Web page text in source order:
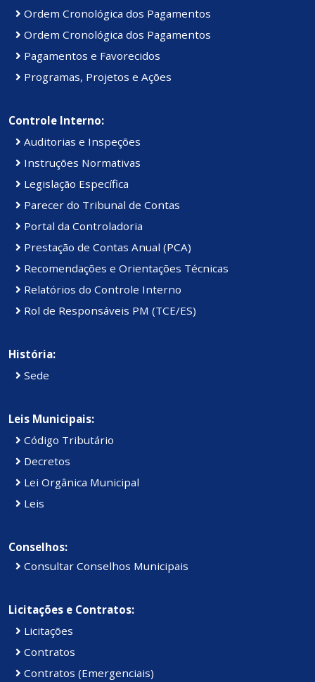
Ordem Cronológica dos Pagamentos
Ordem Cronológica dos Pagamentos
Pagamentos e Favorecidos
Programas, Projetos e Ações
Controle Interno:
Auditorias e Inspeções
Instruções Normativas
Legislação Específica
Parecer do Tribunal de Contas
Portal da Controladoria
Prestação de Contas Anual (PCA)
Recomendações e Orientações Técnicas
Relatórios do Controle Interno
Rol de Responsáveis PM (TCE/ES)
História:
Sede
Leis Municipais:
Código Tributário
Decretos
Lei Orgânica Municipal
Leis
Conselhos:
Consultar Conselhos Municipais
Licitações e Contratos:
Licitações
Contratos
Contratos (Emergenciais)